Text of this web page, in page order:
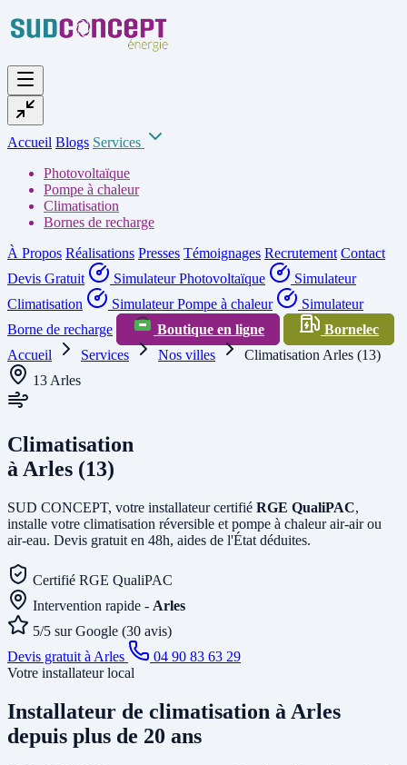
Accueil Blogs Services
Photovoltaïque
Pompe à chaleur
Climatisation
Bornes de recharge
À Propos Réalisations Presses Témoignages Recrutement Contact
Devis Gratuit
Simulateur Photovoltaïque
Simulateur
Climatisation
Simulateur Pompe à chaleur
Simulateur
Borne de recharge
Boutique en ligne
Bornelec
Accueil
Services Nos villes
Climatisation Arles (13)
13 Arles
Climatisation
à Arles (13)
SUD CONCEPT, votre installateur certifié RGE QualiPAC,
installe votre climatisation réversible et pompe à chaleur air-air ou
air-eau. Devis gratuit en 48h, aides de l'État déduites.
Certifié RGE QualiPAC
Intervention rapide - Arles
5/5 sur Google (30 avis)
Devis gratuit à Arles
04 90 83 63 29
Votre installateur local
Installateur de climatisation à Arles
depuis plus de 20 ans